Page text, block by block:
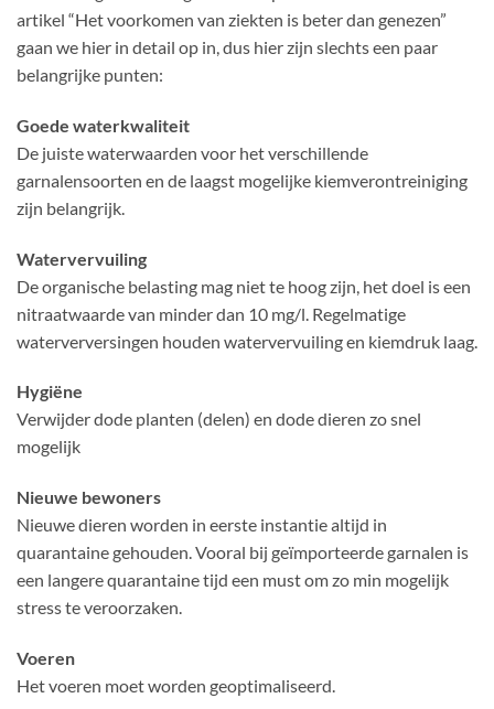
artikel “Het voorkomen van ziekten is beter dan genezen”
gaan we hier in detail op in, dus hier zijn slechts een paar
belangrijke punten:
Goede waterkwaliteit
De juiste waterwaarden voor het verschillende
garnalensoorten en de laagst mogelijke kiemverontreiniging
zijn belangrijk.
Watervervuiling
De organische belasting mag niet te hoog zijn, het doel is een
nitraatwaarde van minder dan 10 mg/l. Regelmatige
waterverversingen houden watervervuiling en kiemdruk laag.
Hygiëne
Verwijder dode planten (delen) en dode dieren zo snel
mogelijk
Nieuwe bewoners
Nieuwe dieren worden in eerste instantie altijd in
quarantaine gehouden. Vooral bij geïmporteerde garnalen is
een langere quarantaine tijd een must om zo min mogelijk
stress te veroorzaken.
Voeren
Het voeren moet worden geoptimaliseerd.